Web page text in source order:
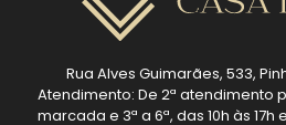
Rua Alves Guimarães, 533,
Atendimento: De 2ª atendimento
marcada e 3ª a 6ª, das 10h às 17h